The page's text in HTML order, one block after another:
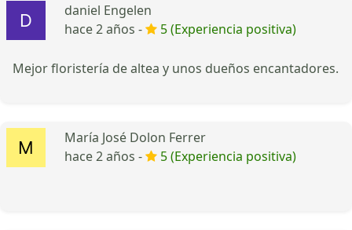
daniel Engelen
hace 2 años -
5 (Experiencia positiva)
Mejor floristería de altea y unos dueños encantadores.
María José Dolon Ferrer
hace 2 años -
5 (Experiencia positiva)